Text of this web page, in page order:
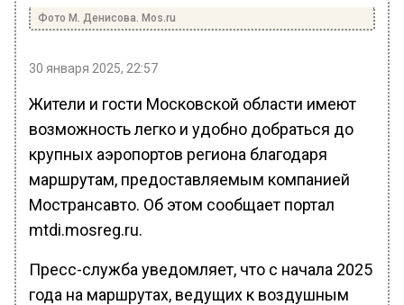
Фото М. Денисова. Mos.ru
30 января 2025, 22:57
Жители и гости Московской области имеют
возможность легко и удобно добраться до
крупных аэропортов региона благодаря
маршрутам, предоставляемым компанией
Мострансавто. Об этом сообщает портал
mtdi.mosreg.ru.
Пресс-служба уведомляет, что с начала 2025
года на маршрутах, ведущих к воздушным